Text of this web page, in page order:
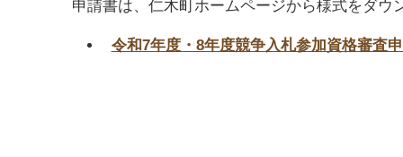
申請書は、仁木町ホームページから様式をダ
令和7年度・8年度競争入札参加資格審査